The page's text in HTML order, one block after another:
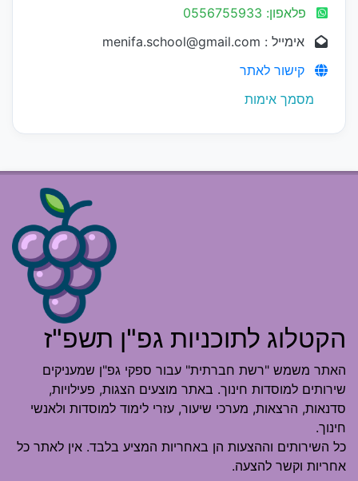
פלאפון: 0556755933
אימייל : menifa.school@gmail.com
קישור לאתר
מסמך אימות
הקטלוג לתוכניות גפ"ן תשפ"ז
האתר משמש "רשת חברתית" עבור ספקי גפ"ן שמעניקים
שירותים למוסדות חינוך. באתר מוצעים הצגות, פעילויות,
סדנאות, הרצאות, מערכי שיעור, עזרי לימוד למוסדות ולאנשי
חינוך.
כל השירותים וההצעות הן באחריות המציע בלבד. אין לאתר כל
אחריות וקשר להצעה.